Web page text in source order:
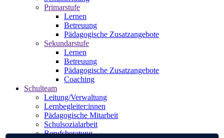
Primarstufe
Lernen
Betreuung
Pädagogische Zusatzangebote
Sekundarstufe
Lernen
Betreuung
Pädagogische Zusatzangebote
Coaching
Schulteam
Leitung/Verwaltung
Lernbegleiter:innen
Pädagogische Mitarbeit
Schulsozialarbeit
Berufsberatung